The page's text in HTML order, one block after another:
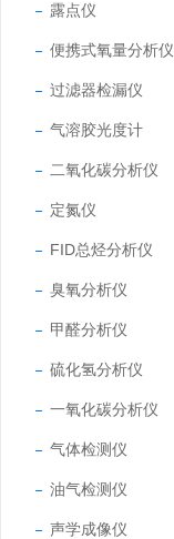
露点仪
便携式氧量分析仪
过滤器检漏仪
气溶胶光度计
二氧化碳分析仪
定氮仪
FID总烃分析仪
臭氧分析仪
甲醛分析仪
硫化氢分析仪
一氧化碳分析仪
气体检测仪
油气检测仪
声学成像仪